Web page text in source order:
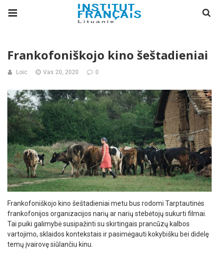
Frankofoniškojo kino šeštadieniai
Loic Vas 20, 2020 0
Frankofoniškojo kino šeštadieniai metu bus rodomi Tarptautinės
frankofonijos organizacijos narių ar narių stebėtojų sukurti filmai.
Tai puiki galimybė susipažinti su skirtingais prancūzų kalbos
vartojimo, sklaidos kontekstais ir pasimėgauti kokybišku bei didelę
temų įvairovę siūlančiu kinu.